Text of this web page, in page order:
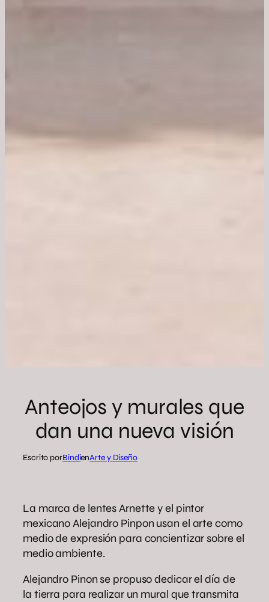
Anteojos y murales que
dan una nueva visión
Escrito porBindienArte y Diseño
La marca de lentes Arnette y el pintor
mexicano Alejandro Pinpon usan el arte como
medio de expresión para concientizar sobre el
medio ambiente.
Alejandro Pinon se propuso dedicar el día de
la tierra para realizar un mural que transmita